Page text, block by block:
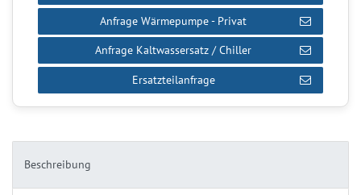
Beschreibung
Anfrage Wärmepumpe - Privat
Anfrage Kaltwassersatz / Chiller
Ersatzteilanfrage